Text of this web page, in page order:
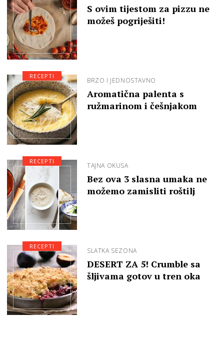
S ovim tijestom za pizzu ne
možeš pogriješiti!
BRZO I JEDNOSTAVNO
Aromatična palenta s
ružmarinom i češnjakom
RECEPTI
TAJNA OKUSA
Bez ova 3 slasna umaka ne
možemo zamisliti roštilj
RECEPTI
SLATKA SEZONA
DESERT ZA 5! Crumble sa
šljivama gotov u tren oka
RECEPTI